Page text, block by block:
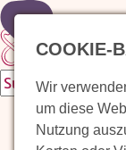
COOKIE-
Wir
um diese
Nutzung